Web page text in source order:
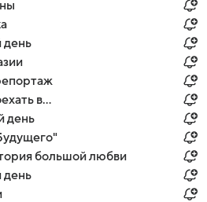
день
в...
день
большой любви
день